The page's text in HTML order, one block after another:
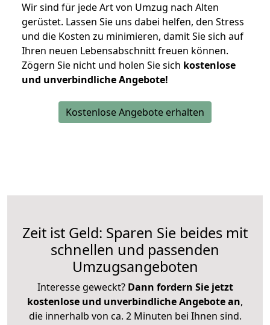
Wir sind für jede Art von Umzug nach Alten
gerüstet. Lassen Sie uns dabei helfen, den Stress
und die Kosten zu minimieren, damit Sie sich auf
Ihren neuen Lebensabschnitt freuen können.
Zögern Sie nicht und holen Sie sich kostenlose
und unverbindliche Angebote!
Kostenlose Angebote erhalten
Zeit ist Geld: Sparen Sie beides mit
schnellen und passenden
Umzugsangeboten
Interesse geweckt? Dann fordern Sie jetzt
kostenlose und unverbindliche Angebote an,
die innerhalb von ca. 2 Minuten bei Ihnen sind.